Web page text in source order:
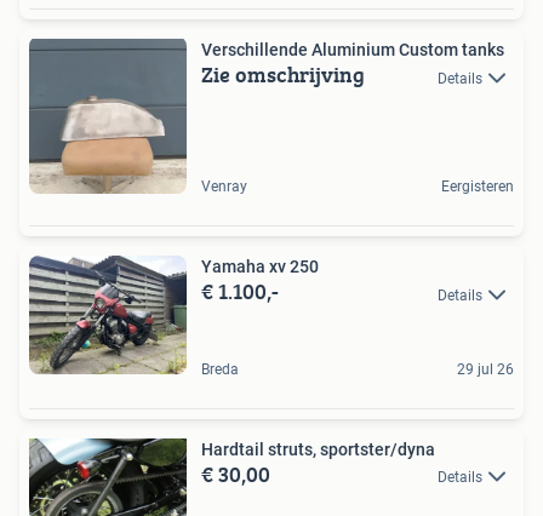
Verschillende Aluminium Custom tanks
Zie omschrijving Details
Venray Eergisteren
Yamaha xv 250
€ 1.100,- Details
Breda 29 jul 26
Hardtail struts, sportster/dyna
€ 30,00 Details